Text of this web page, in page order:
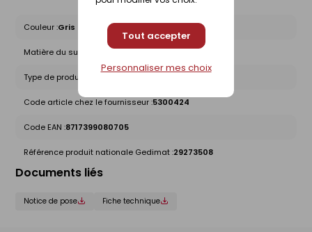
Tout accepter
Personnaliser mes choix
Couleur :Gris
Matière du support : Bois
Type de produit :
Code article chez le fournisseur :5300424
Code EAN :8717399080705
Référence produit nationale Gedimat :29273508
Documents liés
Notice de pose Fiche technique